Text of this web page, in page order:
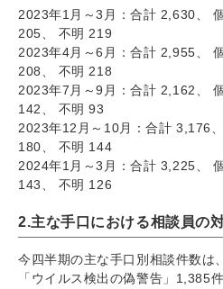
2023年1月～3月：合計 2,630、
205、 不明 219
2023年4月～6月：合計 2,955、
208、 不明 218
2023年7月～9月：合計 2,162、
142、 不明 93
2023年12月～10月：合計 3,176
180、 不明 144
2024年1月～3月：合計 3,225、
143、 不明 126
2.主な手口における相談員の
今四半期の主な手口別相談件数は
「ウイルス検出の偽警告」1,385